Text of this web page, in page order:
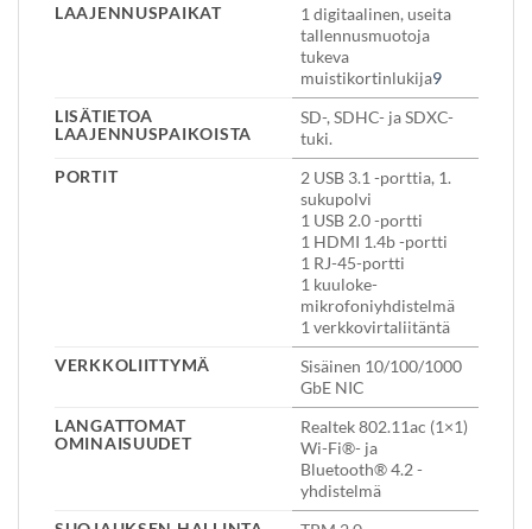
LAAJENNUSPAIKAT
1 digitaalinen, useita
tallennusmuotoja
tukeva
muistikortinlukija9
LISÄTIETOA
LAAJENNUSPAIKOISTA
SD-, SDHC- ja SDXC-
tuki.
PORTIT
2 USB 3.1 -porttia, 1.
sukupolvi
1 USB 2.0 -portti
1 HDMI 1.4b -portti
1 RJ-45-portti
1 kuuloke-
mikrofoniyhdistelmä
1 verkkovirtaliitäntä
VERKKOLIITTYMÄ
Sisäinen 10/100/1000
GbE NIC
LANGATTOMAT
OMINAISUUDET
Realtek 802.11ac (1×1)
Wi-Fi®- ja
Bluetooth® 4.2 -
yhdistelmä